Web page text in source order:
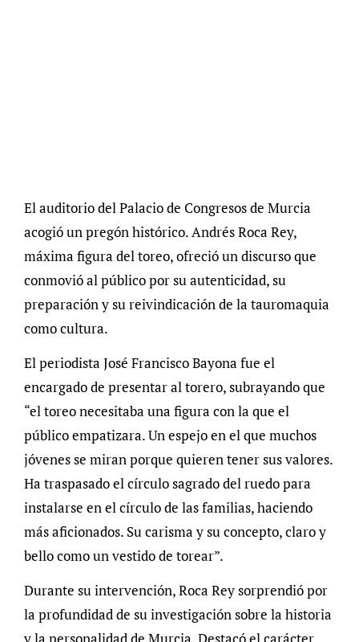
El auditorio del Palacio de Congresos de Murcia
acogió un pregón histórico. Andrés Roca Rey,
máxima figura del toreo, ofreció un discurso que
conmovió al público por su autenticidad, su
preparación y su reivindicación de la tauromaquia
como cultura.
El periodista José Francisco Bayona fue el
encargado de presentar al torero, subrayando que
“el toreo necesitaba una figura con la que el
público empatizara. Un espejo en el que muchos
jóvenes se miran porque quieren tener sus valores.
Ha traspasado el círculo sagrado del ruedo para
instalarse en el círculo de las familias, haciendo
más aficionados. Su carisma y su concepto, claro y
bello como un vestido de torear”.
Durante su intervención, Roca Rey sorprendió por
la profundidad de su investigación sobre la historia
y la personalidad de Murcia. Destacó el carácter